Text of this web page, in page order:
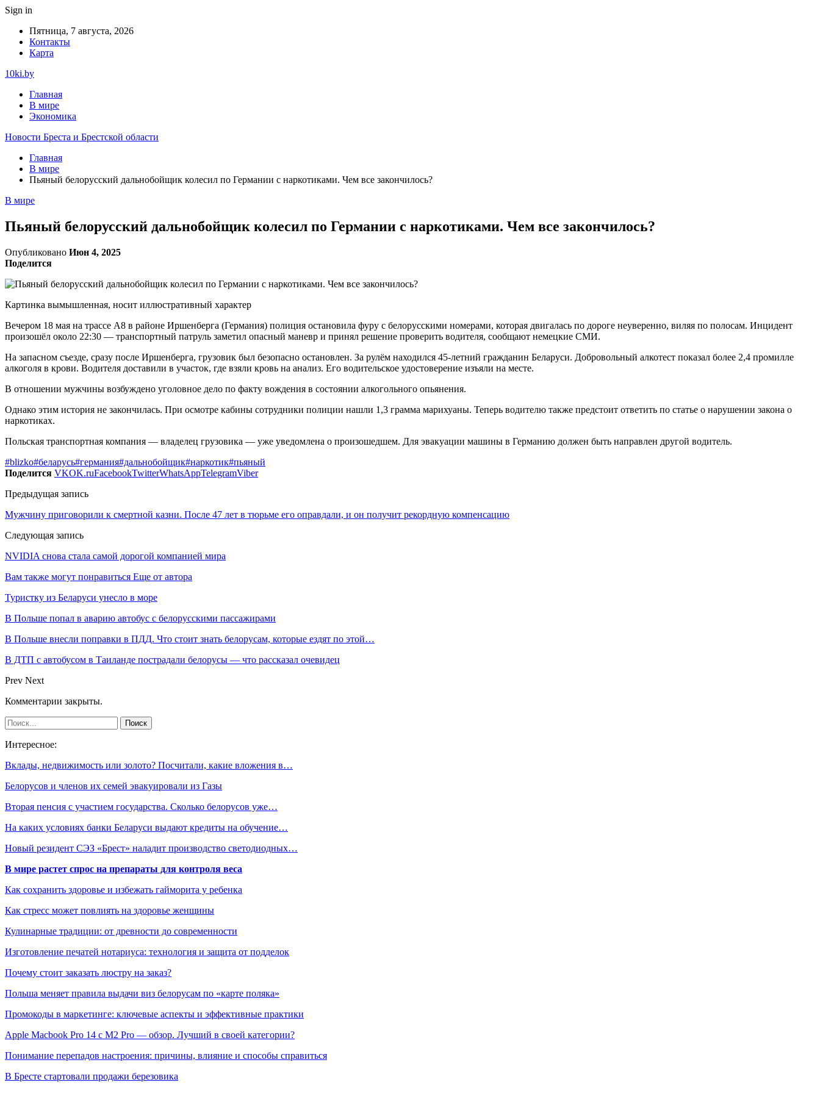
Sign in
Пятница, 7 августа, 2026
Контакты
Карта
10ki.by
Главная
В мире
Экономика
Новости Бреста и Брестской области
Главная
В мире
Пьяный белорусский дальнобойщик колесил по Германии с наркотиками. Чем все закончилось?
В мире
Пьяный белорусский дальнобойщик колесил по Германии с наркотиками. Чем все закончилось?
Опубликовано Июн 4, 2025
Поделится
Картинка вымышленная, носит иллюстративный характер
Вечером 18 мая на трассе A8 в районе Иршенберга (Германия) полиция остановила фуру с белорусскими номерами, которая двигалась по дороге неуверенно, виляя по полосам. Инцидент
произошёл около 22:30 — транспортный патруль заметил опасный маневр и принял решение проверить водителя, сообщают немецкие СМИ.
На запасном съезде, сразу после Иршенберга, грузовик был безопасно остановлен. За рулём находился 45-летний гражданин Беларуси. Добровольный алкотест показал более 2,4 промилле
алкоголя в крови. Водителя доставили в участок, где взяли кровь на анализ. Его водительское удостоверение изъяли на месте.
В отношении мужчины возбуждено уголовное дело по факту вождения в состоянии алкогольного опьянения.
Однако этим история не закончилась. При осмотре кабины сотрудники полиции нашли 1,3 грамма марихуаны. Теперь водителю также предстоит ответить по статье о нарушении закона о
наркотиках.
Польская транспортная компания — владелец грузовика — уже уведомлена о произошедшем. Для эвакуации машины в Германию должен быть направлен другой водитель.
#blizko#беларусь#германия#дальнобойщик#наркотик#пьяный
Поделится VKOK.ruFacebookTwitterWhatsAppTelegramViber
Предыдущая запись
Мужчину приговорили к смертной казни. После 47 лет в тюрьме его оправдали, и он получит рекордную компенсацию
Следующая запись
NVIDIA снова стала самой дорогой компанией мира
Вам также могут понравиться Еще от автора
Туристку из Беларуси унесло в море
В Польше попал в аварию автобус с белорусскими пассажирами
В Польше внесли поправки в ПДД. Что стоит знать белорусам, которые ездят по этой…
В ДТП с автобусом в Таиланде пострадали белорусы — что рассказал очевидец
Prev Next
Комментарии закрыты.
Интересное:
Вклады, недвижимость или золото? Посчитали, какие вложения в…
Белорусов и членов их семей эвакуировали из Газы
Вторая пенсия с участием государства. Сколько белорусов уже…
На каких условиях банки Беларуси выдают кредиты на обучение…
Новый резидент СЭЗ «Брест» наладит производство светодиодных…
В мире растет спрос на препараты для контроля веса
Как сохранить здоровье и избежать гайморита у ребенка
Как стресс может повлиять на здоровье женщины
Кулинарные традиции: от древности до современности
Изготовление печатей нотариуса: технология и защита от подделок
Почему стоит заказать люстру на заказ?
Польша меняет правила выдачи виз белорусам по «карте поляка»
Промокоды в маркетинге: ключевые аспекты и эффективные практики
Apple Macbook Pro 14 с M2 Pro — обзор. Лучший в своей категории?
Понимание перепадов настроения: причины, влияние и способы справиться
В Бресте стартовали продажи березовика